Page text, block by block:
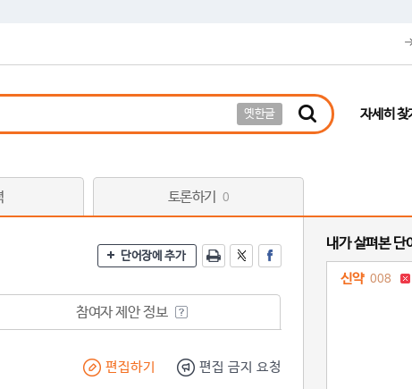
옛한글 자세히 찾
토론하기 0
단어장에 추가
참여자 제안 정보
편집하기 편집 금지 요청
내가 살펴본 단
신약 008